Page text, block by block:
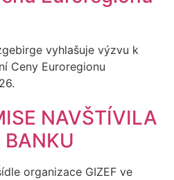
vyhlašuje výzvu k
Ceny Euroregionu
NAVŠTÍVILA
organizace GIZEF ve